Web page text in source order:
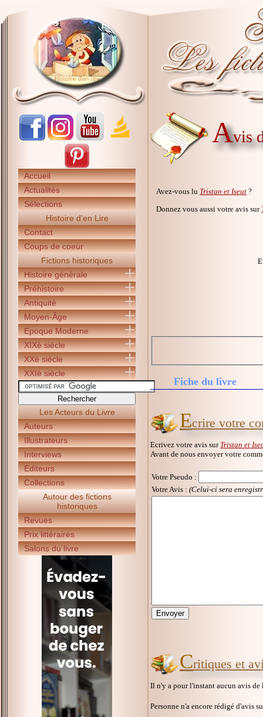
Accueil
Actualités
Sélections
Histoire d'en Lire
Contact
Coups de coeur
Fictions historiques
Histoire générale
Préhistoire
Antiquité
Moyen-Âge
Epoque Moderne
XIXè siècle
XXè siècle
XXIè siècle
Les Acteurs du Livre
Auteurs
Illustrateurs
Interviews
Editeurs
Collections
Autour des fictions
historiques
Revues
Prix littéraires
Salons du livre
Avis
Avez-vous lu Tristan et Iseut ?
Donnez vous aussi votre avis sur
Fiche du livre
Ecrire votre
Ecrivez votre avis sur Tristan et
Avant de nous envoyer votre
Votre Pseudo :
Votre Avis : (Celui-ci sera
Critiques et
Il n'y a pour l'instant aucun avis
Personne n'a encore rédigé d'avis